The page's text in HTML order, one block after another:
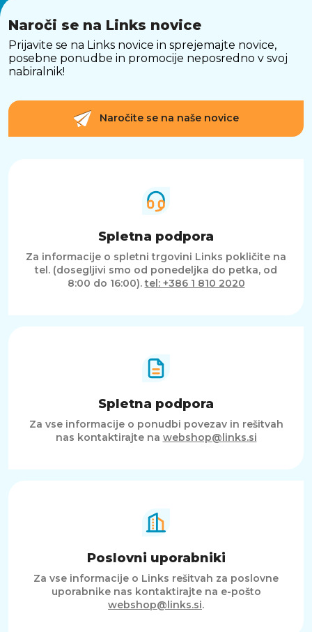
Naroči se na Links novice
Prijavite se na Links novice in sprejemajte novice,
posebne ponudbe in promocije neposredno v svoj
nabiralnik!
Naročite se na naše novice
Spletna podpora
Za informacije o spletni trgovini Links pokličite na
tel. (dosegljivi smo od ponedeljka do petka, od
8:00 do 16:00).tel: +386 1 810 2020
Spletna podpora
Za vse informacije o ponudbi povezav in rešitvah
nas kontaktirajte na webshop@links.si
Poslovni uporabniki
Za vse informacije o Links rešitvah za poslovne
uporabnike nas kontaktirajte na e-pošto
webshop@links.si.